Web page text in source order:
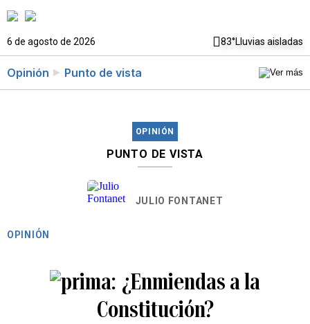
6 de agosto de 2026 83°Lluvias aisladas
Opinión Punto de vista
OPINIÓN
PUNTO DE VISTA
JULIO FONTANET
OPINIÓN
¿Enmiendas a la
Constitución?